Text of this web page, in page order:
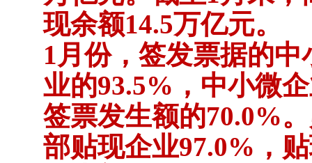
现余额14.5万亿元。
1月份，签发票据的
业的93.5%，中小微
签票发生额的70.0%
部贴现企业97.0%，